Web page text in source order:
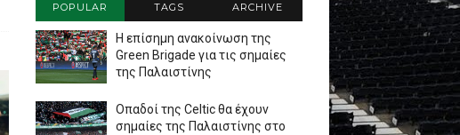
POPULAR TAGS ARCHIVE
Η επίσημη ανακοίνωση της
Green Brigade για τις σημαίες
της Παλαιστίνης
Οπαδοί της Celtic θα έχουν
σημαίες της Παλαιστίνης στο